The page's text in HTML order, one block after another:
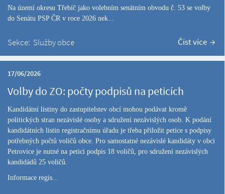
Na území okresu Třebíč jako volebním senátním obvodu č. 53 se volby
do Senátu PSP ČR v roce 2026 nek...
Sekce: Služby obce Číst více
17/06/2026
Volby do ZO: počty podpisů na peticích
Kandidátní listiny do zastupitelstev obcí mohou podávat kromě
politických stran nezávislé osoby a sdružení nezávislých osob. K podání
kandidátních listin registračnímu úřadu je třeba přiložit petice s podpisy
potřebných počtů voličů obce. Pro samostatné nezávislé kandidáty v obci
Petrovice je nutné na petici podpis 18 voličů, pro sdružení nezávislých
kandidádů 25 voličů.
Informace regis...